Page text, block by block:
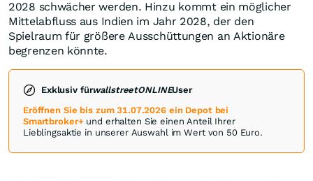
2028 schwächer werden. Hinzu kommt ein möglicher
Mittelabfluss aus Indien im Jahr 2028, der den
Spielraum für größere Ausschüttungen an Aktionäre
begrenzen könnte.
Exklusiv fürwallstreetONLINEUser
Eröffnen Sie bis zum 31.07.2026 ein Depot bei
Smartbroker+und erhalten Sie einen Anteil Ihrer
Lieblingsaktie in unserer Auswahl im Wert von 50 Euro.